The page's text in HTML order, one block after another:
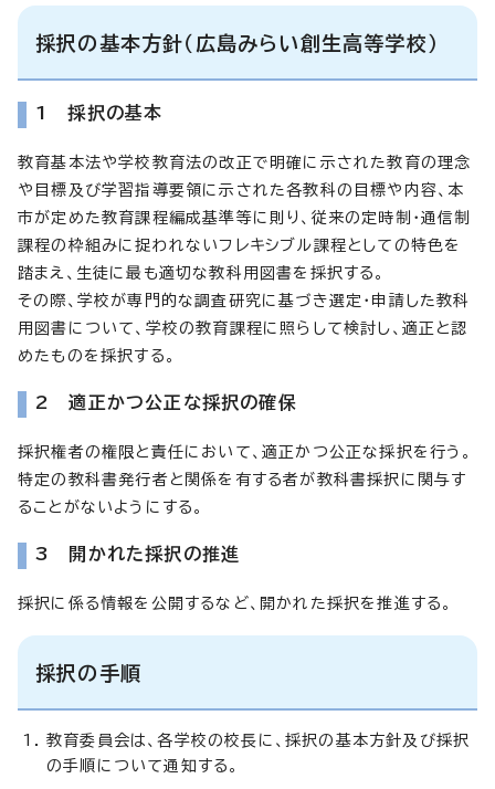
採択の基本方針（広島みらい創生高等学校）
1 採択の基本
教育基本法や学校教育法の改正で明確に示された教育の理念
や目標及び学習指導要領に示された各教科の目標や内容、本
市が定めた教育課程編成基準等に則り、従来の定時制・通信制
課程の枠組みに捉われないフレキシブル課程としての特色を
踏まえ、生徒に最も適切な教科用図書を採択する。
その際、学校が専門的な調査研究に基づき選定・申請した教科
用図書について、学校の教育課程に照らして検討し、適正と認
めたものを採択する。
2 適正かつ公正な採択の確保
採択権者の権限と責任において、適正かつ公正な採択を行う。
特定の教科書発行者と関係を有する者が教科書採択に関与す
ることがないようにする。
3 開かれた採択の推進
採択に係る情報を公開するなど、開かれた採択を推進する。
採択の手順
教育委員会は、各学校の校長に、採択の基本方針及び採択
の手順について通知する。